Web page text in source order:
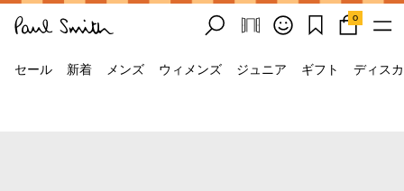
0
セール 新着 メンズ ウィメンズ ジュニア ギフト ディス